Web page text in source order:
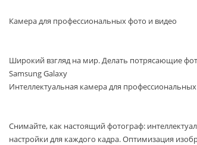
Камера для профессиональных фото и видео
Широкий взгляд на мир. Делать потрясающие
Samsung Galaxy
Интеллектуальная камера для
Снимайте, как настоящий фотограф:
настройки для каждого кадра. Оптимизация